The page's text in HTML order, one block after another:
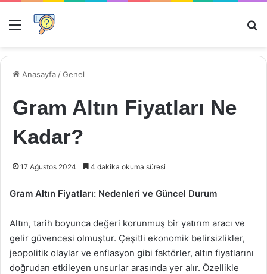
Menü
Anasayfa /Genel
Gram Altın Fiyatları Ne
Kadar?
17 Ağustos 2024 4 dakika okuma süresi
Gram Altın Fiyatları: Nedenleri ve Güncel Durum
Altın, tarih boyunca değeri korunmuş bir yatırım aracı ve
gelir güvencesi olmuştur. Çeşitli ekonomik belirsizlikler,
jeopolitik olaylar ve enflasyon gibi faktörler, altın fiyatlarını
doğrudan etkileyen unsurlar arasında yer alır. Özellikle